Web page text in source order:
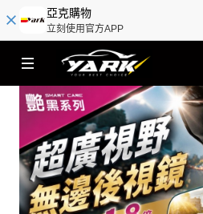
亞克購物
立刻使用官方APP